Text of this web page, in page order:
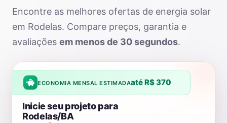
Encontre as melhores ofertas de energia solar
em Rodelas. Compare preços, garantia e
avaliações em menos de 30 segundos.
ECONOMIA MENSAL ESTIMADAaté R$ 370
Inicie seu projeto para
Rodelas/BA